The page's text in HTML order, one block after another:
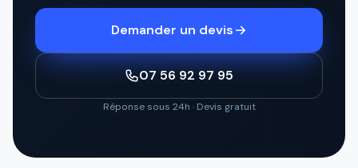
Demander un devis
07 56 92 97 95
Réponse sous 24h · Devis gratuit